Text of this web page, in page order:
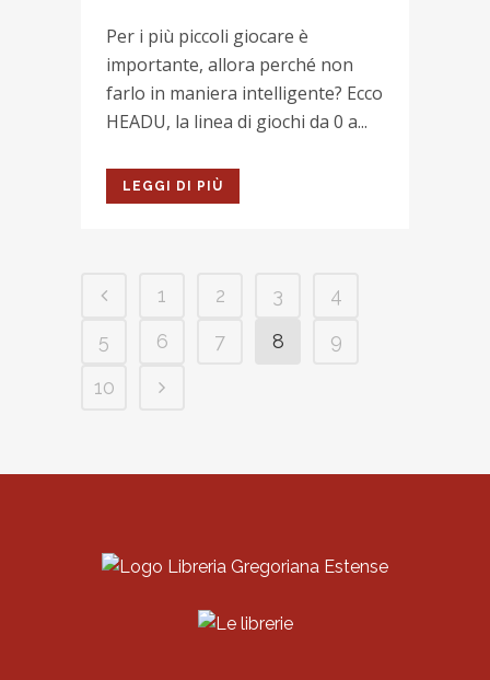
Per i più piccoli giocare è
importante, allora perché non
farlo in maniera intelligente? Ecco
HEADU, la linea di giochi da 0 a...
LEGGI DI PIÙ
1 2 3
4
5
6 7 8
9
10